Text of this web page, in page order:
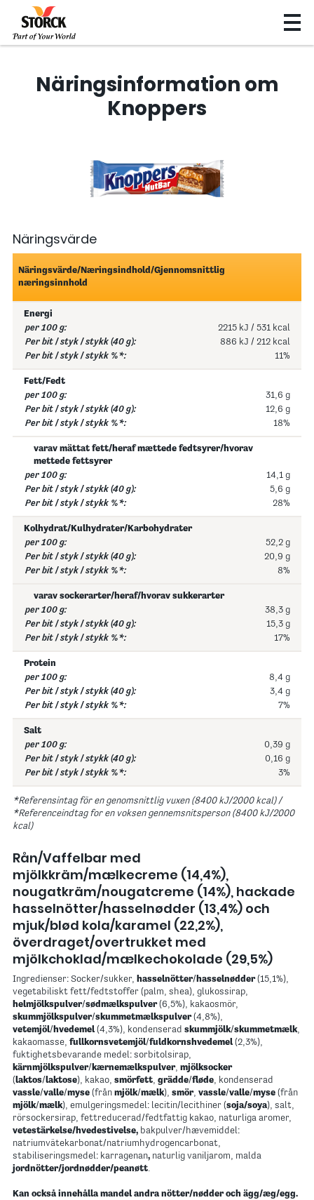
Näringsinformation om
Knoppers
Näringsvärde
Näringsvärde/Næringsindhold/Gjennomsnittlig
næringsinnhold
Energi
2215 kJ / 531 kcal
886 kJ / 212 kcal
11%
Fett/Fedt
31,6 g
12,6 g
18%
varav mättat fett/heraf mættede fedtsyrer/hvorav
mettede fettsyrer
14,1 g
5,6 g
28%
Kolhydrat/Kulhydrater/Karbohydrater
52,2 g
20,9 g
8%
varav sockerarter/heraf/hvorav sukkerarter
38,3 g
15,3 g
17%
Protein
8,4 g
3,4 g
7%
Salt
0,39 g
0,16 g
3%
*Referensintag för en genomsnittlig vuxen (8400 kJ/2000 kcal) /
*Referenceindtag for en voksen gennemsnitsperson (8400 kJ/2000
kcal)
Rån/Vaffelbar med
mjölkkräm/mælkecreme (14,4%),
nougatkräm/nougatcreme (14%), hackade
hasselnötter/hasselnødder (13,4%) och
mjuk/blød kola/karamel (22,2%),
överdraget/overtrukket med
mjölkchoklad/mælkechokolade (29,5%)
Ingredienser: Socker/sukker, hasselnötter/ hasselnødder(15,1%),
vegetabiliskt fett/fedtstoffer (palm, shea), glukossirap,
helmjölkspulver/sødmælkspulver(6,5%), kakaosmör,
skummjölkspulver/skummetmælkspulver(4,8%),
vetemjöl/ hvedemel(4,3%), kondenserad skummjölk/skummetmælk,
kakaomasse, fullkornsvetemjöl/fuldkornshvedemel(2,3%),
fuktighetsbevarande medel: sorbitolsirap,
kärnmjölkspulver/ kærnemælkspulver, mjölksocker
(laktos/laktose), kakao, smörfett, grädde/fløde, kondenserad
vassle/valle/myse (från mjölk/mælk), smör, vassle/valle/myse (från
mjölk/mælk), emulgeringsmedel: lecitin/lecithiner (soja/soya), salt,
rörsockersirap, fettreducerad/fedtfattig kakao, naturliga aromer,
vetestärkelse/hvedestivelse, bakpulver/hævemiddel:
natriumvätekarbonat/natriumhydrogencarbonat,
stabiliseringsmedel: karragenan, naturlig vaniljarom, malda
jordnötter/jordnødder/peanøtt.
Kan också innehålla mandel andra nötter/nødder och ägg/æg/egg.